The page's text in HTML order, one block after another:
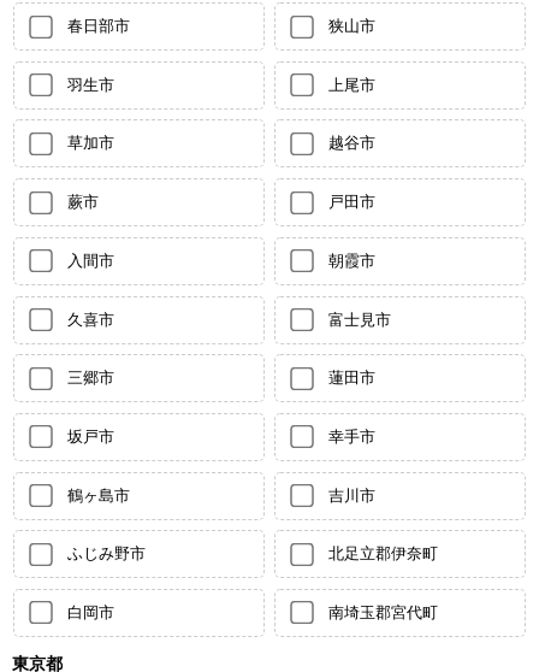
春日部市 狭山市
羽生市 上尾市
草加市 越谷市
蕨市 戸田市
入間市 朝霞市
久喜市 富士見市
三郷市 蓮田市
坂戸市 幸手市
鶴ヶ島市 吉川市
ふじみ野市 北足立郡伊奈町
白岡市 南埼玉郡宮代町
東京都